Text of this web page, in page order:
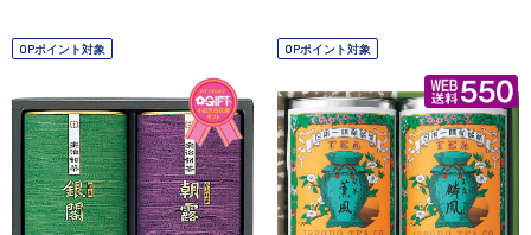
OPポイント対象 OPポイント対象